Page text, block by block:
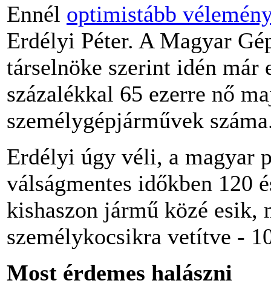
Ennél optimistább
Erdélyi Péter. A Magyar
társelnöke szerint idén már
százalékkal 65 ezerre nő
személygépjárművek
Erdélyi úgy véli, a magyar
válságmentes időkben 120
kishaszon jármű közé
személykocsikra vetítve -
Most érdemes halászni